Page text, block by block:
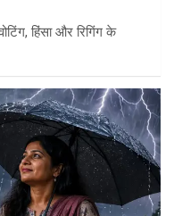
हिंसा और रिगिंग के